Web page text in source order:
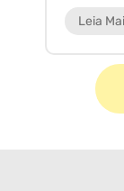
Leia